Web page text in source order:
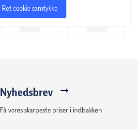
Ret cookie samtykke
Nyhedsbrev
Få vores skarpeste priser i indbakken